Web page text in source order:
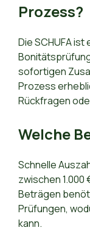
Prozess?
Die SCHUFA
sofortigen
Prozess
Rückfragen
Welche
Schnelle
zwischen 1.000
Beträgen
Prüfungen,
kann.